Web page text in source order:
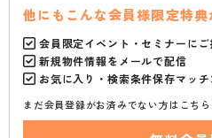
他にもこんな会員様限定特典
会員限定イベント・セミナーにご
新規物件情報をメールで配信
お気に入り・検索条件保存マッ
まだ会員登録がお済みでない方はこちら